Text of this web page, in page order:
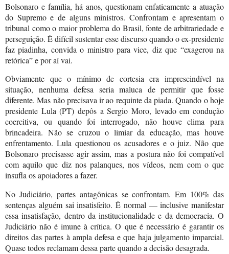
Bolsonaro e família, há anos, questionam enfaticamente a atuação
do Supremo e de alguns ministros. Confrontam e apresentam o
tribunal como o maior problema do Brasil, fonte de arbitrariedade e
perseguição. É difícil sustentar esse discurso quando o ex-presidente
faz piadinha, convida o ministro para vice, diz que “exagerou na
retórica” e por aí vai.
Obviamente que o mínimo de cortesia era imprescindível na
situação, nenhuma defesa seria maluca de permitir que fosse
diferente. Mas não precisava ir ao requinte da piada. Quando o hoje
presidente Lula (PT) depôs a Sergio Moro, levado em condução
coercitiva, ou quando foi interrogado, não houve clima para
brincadeira. Não se cruzou o limiar da educação, mas houve
enfrentamento. Lula questionou os acusadores e o juiz. Não que
Bolsonaro precisasse agir assim, mas a postura não foi compatível
com aquilo que diz nos palanques, nos vídeos, nem com o que
insufla os apoiadores a fazer.
No Judiciário, partes antagônicas se confrontam. Em 100% das
sentenças alguém sai insatisfeito. É normal — inclusive manifestar
essa insatisfação, dentro da institucionalidade e da democracia. O
Judiciário não é imune à crítica. O que é necessário é garantir os
direitos das partes à ampla defesa e que haja julgamento imparcial.
Quase todos reclamam dessa parte quando a decisão desagrada.